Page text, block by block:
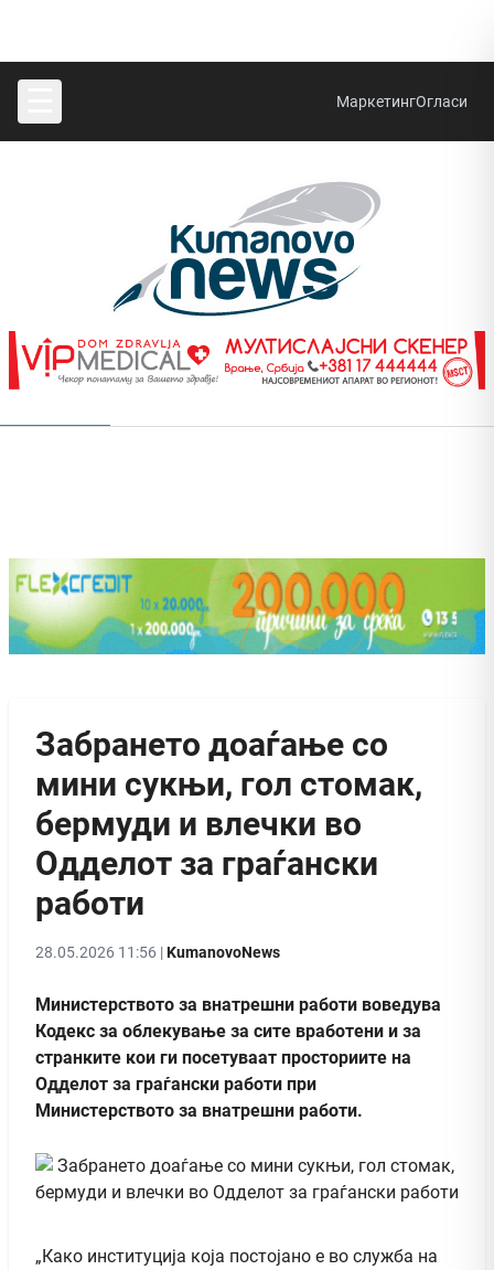
МаркетингОгласи
Забрането доаѓање со
мини сукњи, гол стомак,
бермуди и влечки во
Одделот за граѓански
работи
28.05.2026 11:56 |KumanovoNews
Министерството за внатрешни работи воведува
Кодекс за облекување за сите вработени и за
странките кои ги посетуваат просториите на
Одделот за граѓански работи при
Министерството за внатрешни работи.
„Како институција која постојано е во служба на